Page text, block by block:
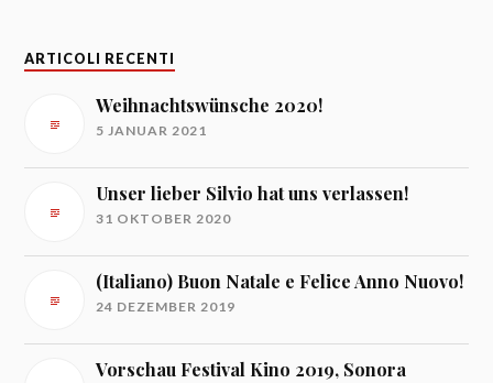
ARTICOLI RECENTI
Weihnachtswünsche 2020!
5 JANUAR 2021
Unser lieber Silvio hat uns verlassen!
31 OKTOBER 2020
(Italiano) Buon Natale e Felice Anno Nuovo!
24 DEZEMBER 2019
Vorschau Festival Kino 2019, Sonora